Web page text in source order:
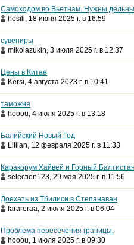
Самоходом во Вьетнам. Нужны
hesili, 18 июня 2025 г. в 16:59
сувениры
mikolazukin, 3 июля 2025 г. в 12:37
Цены в Китае
Kersi, 4 августа 2023 г. в 10:41
таможня
hooou, 4 июля 2025 г. в 13:18
Балийский Новый Год
Lillian, 12 февраля 2025 г. в 11:33
Каракорум Хайвей и Горный Балтистан
selection123, 29 мая 2025 г. в 11:56
Доехать из Тбилиси в Степанаван
farareraa, 2 июля 2025 г. в 06:04
Проблема пересечения границы.
hooou, 1 июля 2025 г. в 09:30